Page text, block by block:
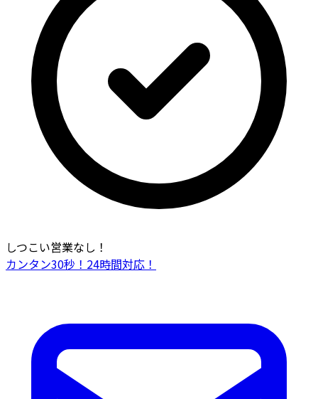
しつこい営業なし！
カンタン30秒！24時間対応！